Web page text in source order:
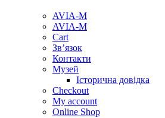
AVIA-M
AVIA-M
Cart
Зв’язок
Контакти
Музей
Історична довідка
Checkout
My account
Online Shop